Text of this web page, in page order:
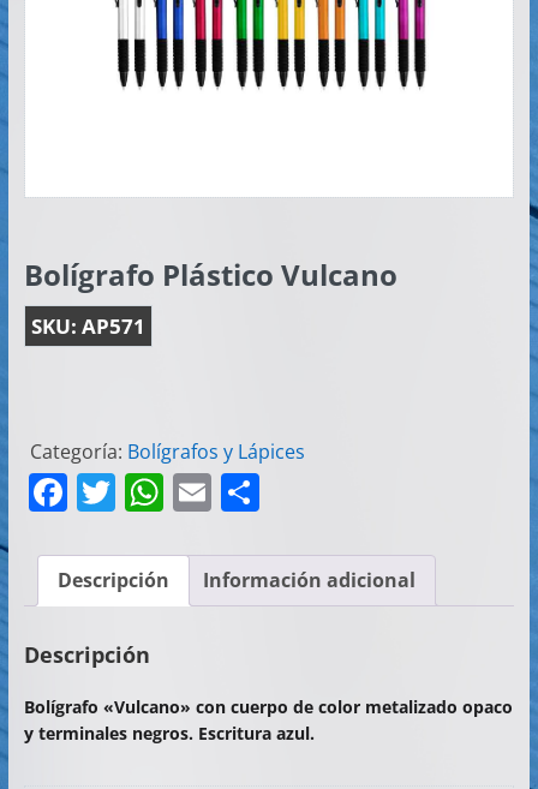
Publicitarios
Implementos
Bolígrafo Plástico Vulcano
SKU: AP571
Categoría: Bolígrafos y Lápices
F
a
c
e
b
o
T
w
itt
er
W
h
at
s
p
E
m
ai
l
C
m
p
Descripción Información adicional
Descripción
Bolígrafo «Vulcano» con cuerpo de color metalizado opaco
y terminales negros. Escritura azul.